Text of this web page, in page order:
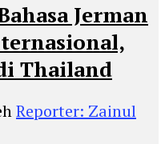
Jerman
Thailand
Reporter: Zainul